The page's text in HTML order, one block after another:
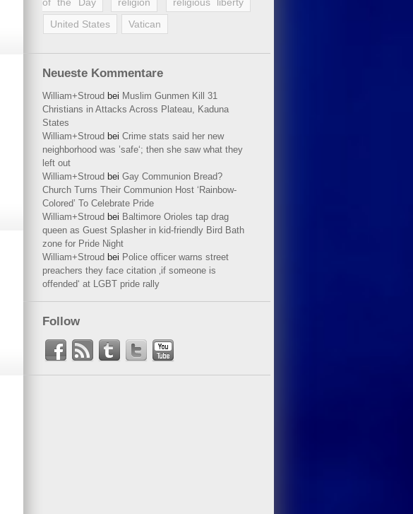
United States
Vatican
Neueste Kommentare
William+Stroud bei Muslim Gunmen Kill 31
Christians in Attacks Across Plateau, Kaduna
States
William+Stroud bei Crime stats said her new
neighborhood was ’safe‘; then she saw what they
left out
William+Stroud bei Gay Communion Bread?
Church Turns Their Communion Host ‘Rainbow-
Colored’ To Celebrate Pride
William+Stroud bei Baltimore Orioles tap drag
queen as Guest Splasher in kid-friendly Bird Bath
zone for Pride Night
William+Stroud bei Police officer warns street
preachers they face citation ‚if someone is
offended‘ at LGBT pride rally
Follow